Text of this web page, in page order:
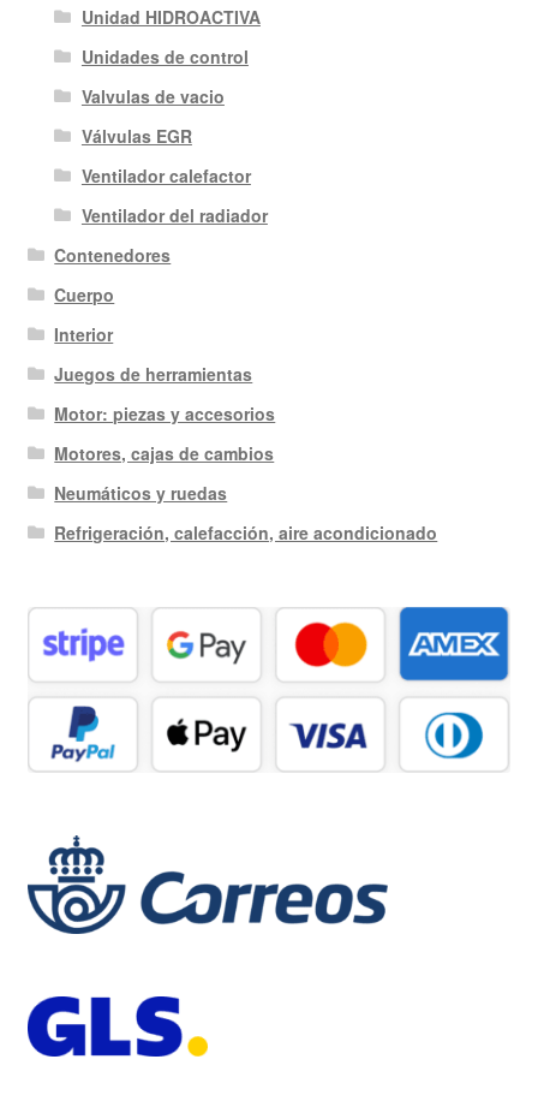
Unidad HIDROACTIVA
Unidades de control
Valvulas de vacio
Válvulas EGR
Ventilador calefactor
Ventilador del radiador
Contenedores
Cuerpo
Interior
Juegos de herramientas
Motor: piezas y accesorios
Motores, cajas de cambios
Neumáticos y ruedas
Refrigeración, calefacción, aire acondicionado